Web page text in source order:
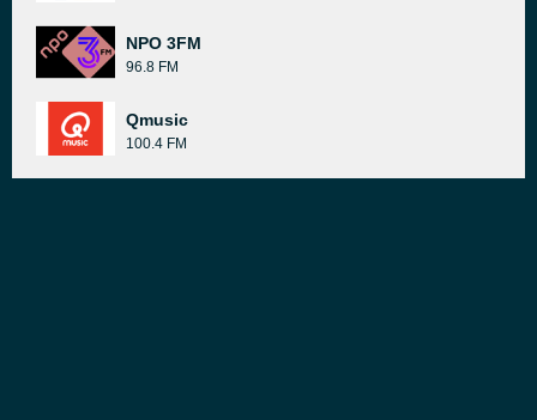
NPO 3FM
96.8 FM
Qmusic
100.4 FM